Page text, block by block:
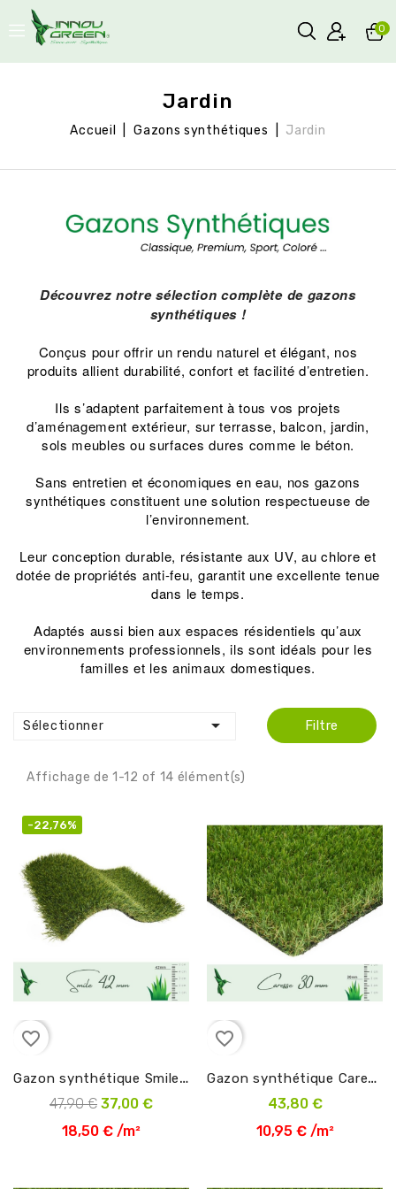
0
Jardin
Accueil Gazons synthétiques Jardin
Découvrez notre sélection complète de gazons
synthétiques !
Conçus pour offrir un rendu naturel et élégant, nos
produits allient durabilité, confort et facilité d’entretien.
Ils s’adaptent parfaitement à tous vos projets
d’aménagement extérieur, sur terrasse, balcon, jardin,
sols meubles ou surfaces dures comme le béton.
Sans entretien et économiques en eau, nos gazons
synthétiques constituent une solution respectueuse de
l’environnement.
Leur conception durable, résistante aux UV, au chlore et
dotée de propriétés anti-feu, garantit une excellente tenue
dans le temps.
Adaptés aussi bien aux espaces résidentiels qu’aux
environnements professionnels, ils sont idéals pour les
familles et les animaux domestiques.
Sélectionner  Filtre
Affichage de 1-12 of 14 élément(s)
favorite_border
G
azon synthétique Smile 42 mm en 2m
47,90 €
-22,76%
37,00 €
18,50 € /m²
favorite_border
G
azon synthétique Caresse 30 mm en 4m
43,80 €
10,95 € /m²